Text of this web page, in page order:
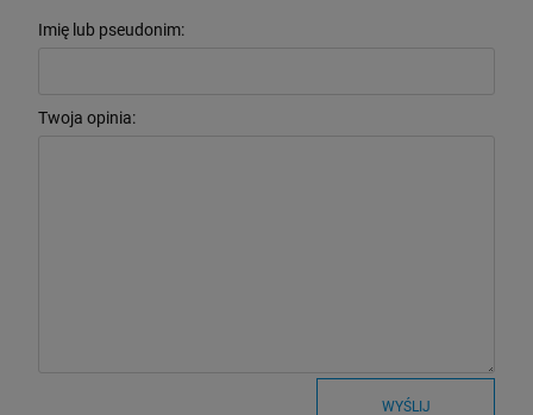
Imię lub pseudonim:
Twoja opinia:
WYŚLIJ